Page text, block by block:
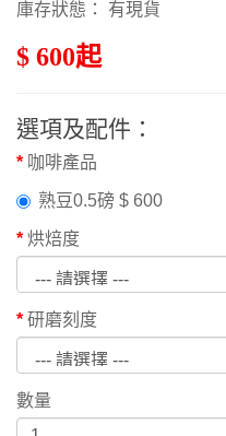
庫存狀態： 有現貨
$ 600起
選項及配件：
咖啡產品
熟豆0.5磅 $ 600
烘焙度
研磨刻度
數量